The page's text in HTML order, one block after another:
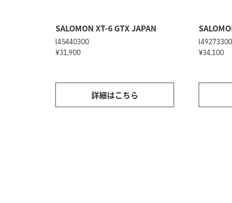
SALOMON XT-6 GTX JAPAN
l45440300
¥31,900
詳細はこちら
l49273300
¥34,100